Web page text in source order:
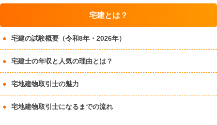
宅建とは？
宅建の試験概要（令和8年・2026年）
宅建士の年収と人気の理由とは？
宅地建物取引士の魅力
宅地建物取引士になるまでの流れ